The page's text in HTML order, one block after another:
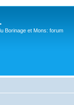
Borinage et Mons: forum